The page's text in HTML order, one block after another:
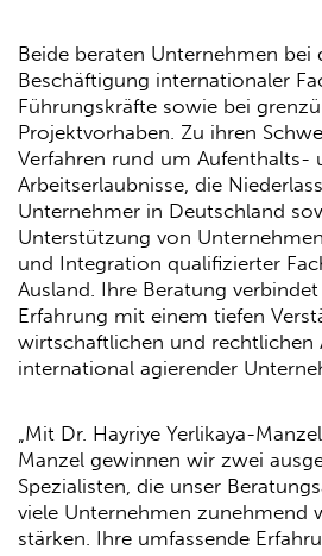
Beide beraten Unternehmen bei
Beschäftigung internationaler
Führungskräfte sowie bei
Projektvorhaben. Zu ihren
Verfahren rund um Aufenthalts-
Arbeitserlaubnisse, die
Unternehmer in Deutschland
Unterstützung von
und Integration qualifizierter
Ausland. Ihre Beratung
Erfahrung mit einem tiefen
wirtschaftlichen und rechtlichen
international agierender
„Mit Dr. Hayriye Yerlikaya-
Manzel gewinnen wir zwei
Spezialisten, die unser
viele Unternehmen zunehmend
stärken. Ihre umfassende